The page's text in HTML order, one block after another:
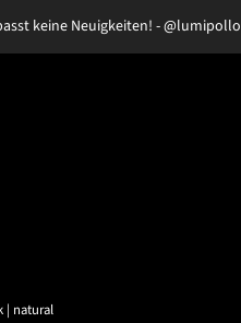
keine Neuigkeiten! - @lumipollo
| natural